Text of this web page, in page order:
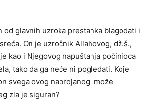
od glavnih uzroka prestanka blagodati i
On je uzročnik Allahovog, dž.š.,
kao i Njegovog napuštanja počinioca
tako da ga neće ni pogledati. Koje
svega ovog nabrojanog, može
zla je siguran?